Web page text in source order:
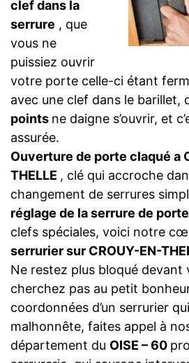
clef dans la
serrure , que
vous ne
puissiez ouvrir
votre porte celle-ci étant
avec une clef dans le barillet,
points ne daigne s’ouvrir, et
assurée.
Ouverture de porte claqué a
THELLE , clé qui accroche
changement de serrures
réglage de la serrure de porte
clefs spéciales, voici notre
serrurier sur CROUY-EN-
Ne restez plus bloqué
cherchez pas au petit
coordonnées d’un serrurier
malhonnête, faites appel à
département du OISE – 60